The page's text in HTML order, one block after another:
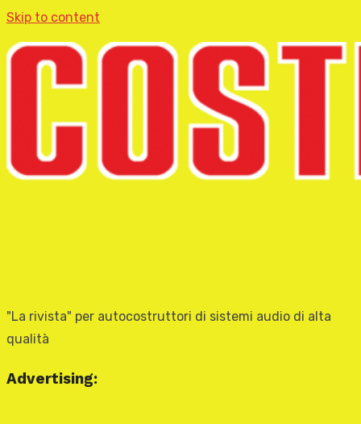
Skip to content
"La rivista" per autocostruttori di sistemi audio di alta
qualità
Advertising: